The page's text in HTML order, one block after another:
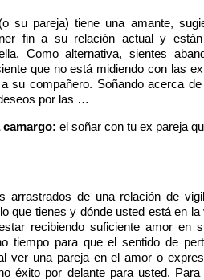
su pareja) tiene una amante,
fin a su relación actual y están
Como alternativa, sientes
que no está midiendocon las
su compañero. Soñando acerca
por las …
el soñar con tu ex pareja
arrastrados de una relación de
lo que tienes y dónde usted está en la
recibiendo suficiente amor en
tiempo para que el sentido de
ver una pareja en el amor o
éxito por delante para usted.